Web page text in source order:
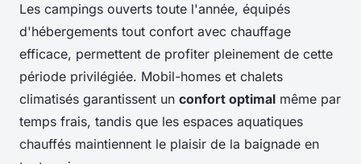
Les campings ouverts toute l'année, équipés
d'hébergements tout confort avec chauffage
efficace, permettent de profiter pleinement de cette
période privilégiée. Mobil-homes et chalets
climatisés garantissent un confort optimal même par
temps frais, tandis que les espaces aquatiques
chauffés maintiennent le plaisir de la baignade en